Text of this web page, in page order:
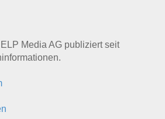
Media AG publiziert seit